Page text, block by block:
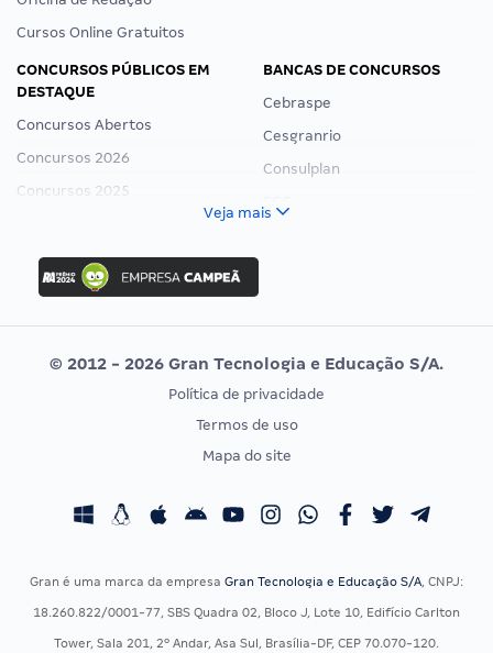
Cursos Online Gratuitos
CONCURSOS PÚBLICOS EM
DESTAQUE
Concursos Abertos
Concursos 2026
Concursos 2025
Concurso Nacional Unificado
Concurso Ibama
Concurso MPU
Editais publicados
BANCAS DE CONCURSOS
Cebraspe
Cesgranrio
Consulplan
Vunesp
CONCURSOS POR PROFISSÃO
Concursos Fiscais
EXAME DE ORDEM
Calendário OAB
Veja mais
© 2012 - 2026 Gran Tecnologia e Educação S/A.
Política de privacidade
Termos de uso
Mapa do site
Gran é uma marca da empresa Gran Tecnologia e Educação S/A, CNPJ:
18.260.822/0001-77, SBS Quadra 02, Bloco J, Lote 10, Edifício Carlton
Tower, Sala 201, 2º Andar, Asa Sul, Brasília-DF, CEP 70.070-120.